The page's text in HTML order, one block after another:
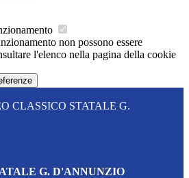
non possono essere
l'elenco nella pagina della cookie
CLASSICO STATALE G.
G. D'ANNUNZIO